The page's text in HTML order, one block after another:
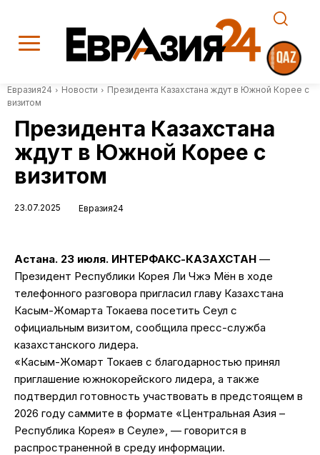
Евразия24 Новости
Президента Казахстана ждут в Южной Корее с
визитом
Президента Казахстана
ждут в Южной Корее с
визитом
23.07.2025 Евразия24
Астана. 23 июля. ИНТЕРФАКС-КАЗАХСТАН —
Президент Республики Корея Ли Чжэ Мён в ходе
телефонного разговора пригласил главу Казахстана
Касым-Жомарта Токаева посетить Сеул с
официальным визитом, сообщила пресс-служба
казахстанского лидера.
«Касым-Жомарт Токаев с благодарностью принял
приглашение южнокорейского лидера, а также
подтвердил готовность участвовать в предстоящем в
2026 году саммите в формате «Центральная Азия –
Республика Корея» в Сеуле», — говорится в
распространенной в среду информации.